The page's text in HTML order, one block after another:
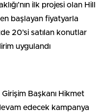
ilk projesi olan Hill
başlayan fiyatyarla
20’si satılan konutlar
uygulandı
Başkanı Hikmet
edecek kampanya